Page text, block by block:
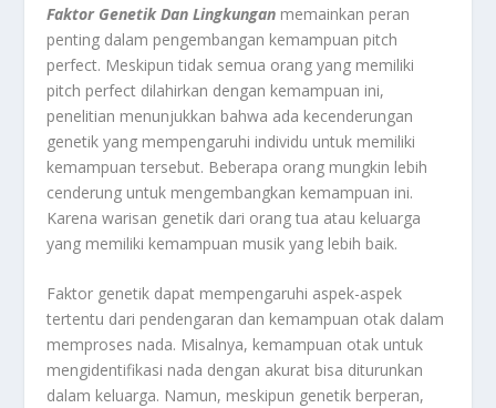
Faktor Genetik Dan Lingkungan memainkan peran
penting dalam pengembangan kemampuan pitch
perfect. Meskipun tidak semua orang yang memiliki
pitch perfect dilahirkan dengan kemampuan ini,
penelitian menunjukkan bahwa ada kecenderungan
genetik yang mempengaruhi individu untuk memiliki
kemampuan tersebut. Beberapa orang mungkin lebih
cenderung untuk mengembangkan kemampuan ini.
Karena warisan genetik dari orang tua atau keluarga
yang memiliki kemampuan musik yang lebih baik.
Faktor genetik dapat mempengaruhi aspek-aspek
tertentu dari pendengaran dan kemampuan otak dalam
memproses nada. Misalnya, kemampuan otak untuk
mengidentifikasi nada dengan akurat bisa diturunkan
dalam keluarga. Namun, meskipun genetik berperan,